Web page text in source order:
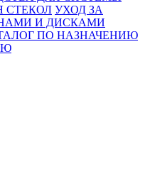
СТЕКОЛ УХОД ЗА
И ДИСКАМИ
ПО НАЗНАЧЕНИЮ